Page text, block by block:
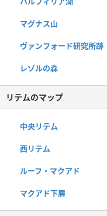
マグナス山
ヴァンフォード研究所跡
レゾルの森
リテムのマップ
中央リテム
西リテム
ルーフ・マクアド
マクアド下層